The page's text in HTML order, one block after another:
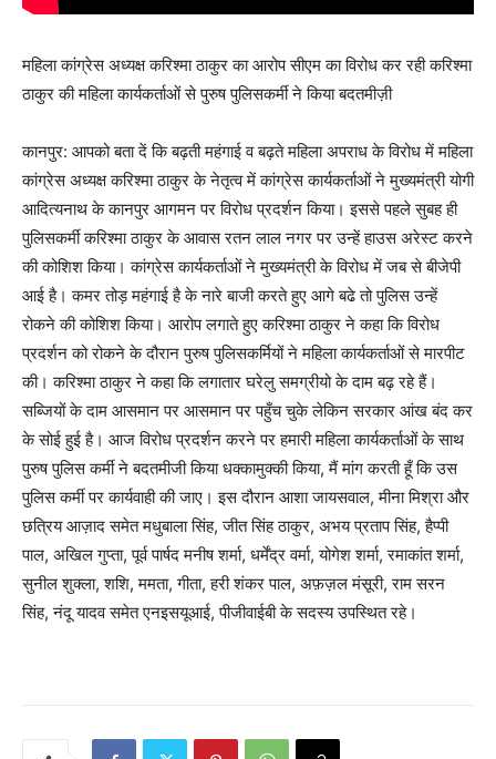
महिला कांग्रेस अध्यक्ष करिश्मा ठाकुर का आरोप सीएम का विरोध कर रही करिश्मा
ठाकुर की महिला कार्यकर्ताओं से पुरुष पुलिसकर्मी ने किया बदतमीज़ी
कानपुर: आपको बता दें कि बढ़ती महंगाई व बढ़ते महिला अपराध के विरोध में महिला
कांग्रेस अध्यक्ष करिश्मा ठाकुर के नेतृत्व में कांग्रेस कार्यकर्ताओं ने मुख्यमंत्री योगी
आदित्यनाथ के कानपुर आगमन पर विरोध प्रदर्शन किया। इससे पहले सुबह ही
पुलिसकर्मी करिश्मा ठाकुर के आवास रतन लाल नगर पर उन्हें हाउस अरेस्ट करने
की कोशिश किया। कांग्रेस कार्यकर्ताओं ने मुख्यमंत्री के विरोध में जब से बीजेपी
आई है। कमर तोड़ महंगाई है के नारे बाजी करते हुए आगे बढे तो पुलिस उन्हें
रोकने की कोशिश किया। आरोप लगाते हुए करिश्मा ठाकुर ने कहा कि विरोध
प्रदर्शन को रोकने के दौरान पुरुष पुलिसकर्मियों ने महिला कार्यकर्ताओं से मारपीट
की। करिश्मा ठाकुर ने कहा कि लगातार घरेलु समग्रीयो के दाम बढ़ रहे हैं।
सब्जियों के दाम आसमान पर आसमान पर पहुँच चुके लेकिन सरकार आंख बंद कर
के सोई हुई है। आज विरोध प्रदर्शन करने पर हमारी महिला कार्यकर्ताओं के साथ
पुरुष पुलिस कर्मी ने बदतमीजी किया धक्कामुक्की किया, मैं मांग करती हूँ कि उस
पुलिस कर्मी पर कार्यवाही की जाए। इस दौरान आशा जायसवाल, मीना मिश्रा और
छत्रिय आज़ाद समेत मधुबाला सिंह, जीत सिंह ठाकुर, अभय प्रताप सिंह, हैप्पी
पाल, अखिल गुप्ता, पूर्व पार्षद मनीष शर्मा, धर्मेंद्र वर्मा, योगेश शर्मा, रमाकांत शर्मा,
सुनील शुक्ला, शशि, ममता, गीता, हरी शंकर पाल, अफ़ज़ल मंसूरी, राम सरन
सिंह, नंदू यादव समेत एनइसयूआई, पीजीवाईबी के सदस्य उपस्थित रहे।